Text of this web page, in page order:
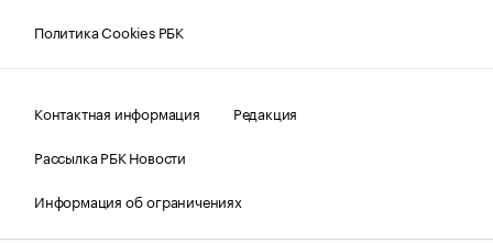
Политика Cookies РБК
Контактная информация
Редакция
Рассылка РБК Новости
Информация об ограничениях